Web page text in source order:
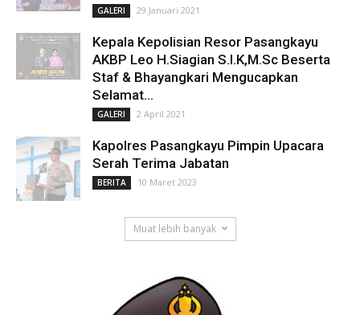
GALERI 29 Januari 2021
Kepala Kepolisian Resor Pasangkayu
AKBP Leo H.Siagian S.I.K,M.Sc Beserta
Staf & Bhayangkari Mengucapkan
Selamat...
GALERI 2 April 2021
Kapolres Pasangkayu Pimpin Upacara
Serah Terima Jabatan
BERITA 10 Maret 2023
Muat lebih banyak